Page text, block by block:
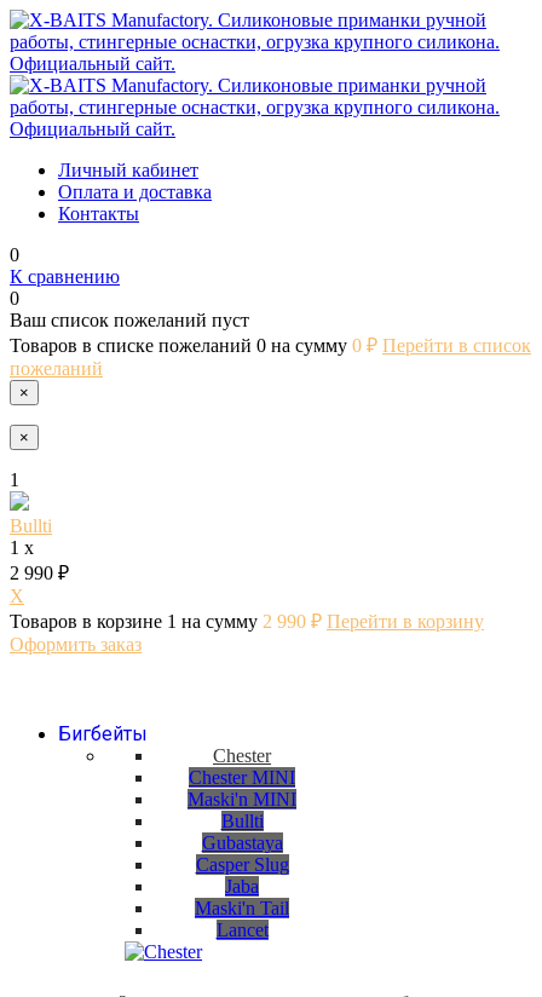
Личный кабинет
Оплата и доставка
Контакты
0
К сравнению
0
Ваш список пожеланий пуст
Товаров в списке пожеланий 0 на сумму 0 ₽ Перейти в список
пожеланий
×
×
1
Bullti
1 x
2 990 ₽
X
Товаров в корзине 1 на сумму 2 990 ₽ Перейти в корзину
Оформить заказ
Бигбейты
Chester
Chester MINI
Maski'n MINI
Bullti
Gubastaya
Casper Slug
Jaba
Maski'n Tail
Lancet